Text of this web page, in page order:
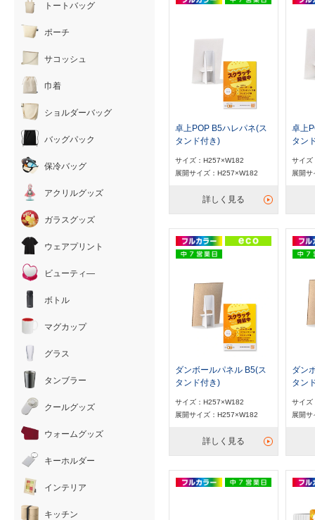
卓上POP B5ハレパネ(ス
タンド付き)
サイズ：H257×W182
展開サイズ：H257×W182
詳しく見る
卓上
タン
サイズ
展開
ダンボールパネル B5(ス
タンド付き)
サイズ：H257×W182
展開サイズ：H257×W182
詳しく見る
ダン
タン
サイズ
展開
トートバッグ
ポーチ
サコッシュ
巾着
ショルダーバッグ
バッグパック
保冷バッグ
アクリルグッズ
ガラスグッズ
ウェアプリント
ビューティ―
ボトル
マグカップ
グラス
タンブラー
クールグッズ
ウォームグッズ
キーホルダー
インテリア
キッチン